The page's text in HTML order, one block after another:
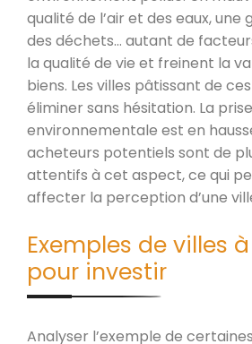
qualité de l’air et des eaux,
des déchets… autant de
la qualité de vie et freinent la
biens. Les villes pâtissant de
éliminer sans hésitation. La
environnementale est en
acheteurs potentiels sont de
attentifs à cet aspect, ce qui
affecter la perception d’une
Exemples de villes
pour investir
Analyser l’exemple de